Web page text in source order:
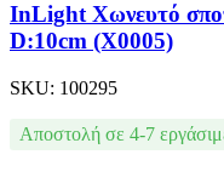
InLight Χωνευτό
D:10cm (Χ0005)
SKU: 100295
Αποστολή σε 4-7